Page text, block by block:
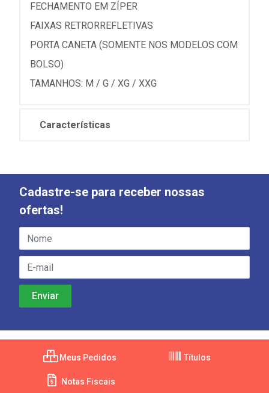
FECHAMENTO EM ZÍPER
FAIXAS RETRORREFLETIVAS
PORTA CANETA (SOMENTE NOS MODELOS COM
BOLSO)
TAMANHOS: M / G / XG / XXG
Características
Cadastre-se para receber nossas
ofertas!
Meus Pedidos Títulos
Notas Fiscais